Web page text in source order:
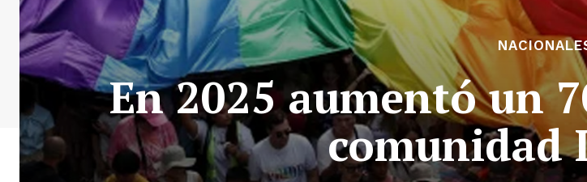
En 2025 aumentó un
comunidad